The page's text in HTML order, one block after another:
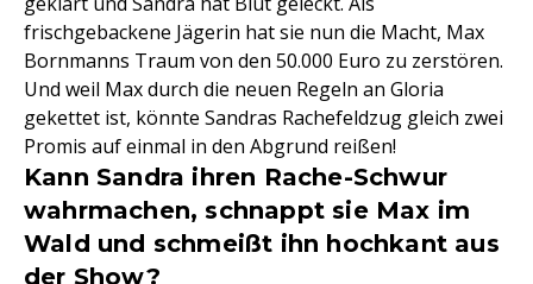
frischgebackene Jägerin hat sie nun die Macht, Max
Bornmanns Traum von den 50.000 Euro zu zerstören.
Und weil Max durch die neuen Regeln an Gloria
gekettet ist, könnte Sandras Rachefeldzug gleich zwei
Promis auf einmal in den Abgrund reißen!
Kann Sandra ihren Rache-Schwur
wahrmachen, schnappt sie Max im
Wald und schmeißt ihn hochkant aus
der Show?